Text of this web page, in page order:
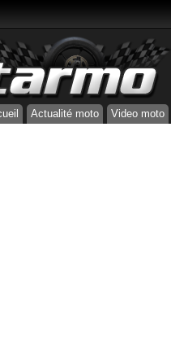
Actualité moto Video moto